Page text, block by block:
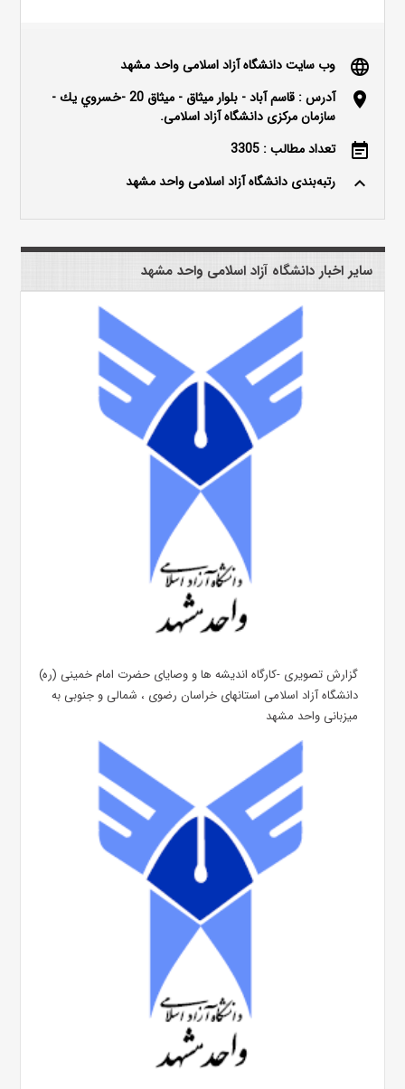
language وب سایت دانشگاه آزاد اسلامی واحد مشهد
location_on
آدرس : قاسم آباد - بلوار ميثاق - ميثاق 20 -خسروي يك -
سازمان مرکزی دانشگاه آزاد اسلامی.
event_note تعداد مطالب : 3305
keyboard_arrow_up رتبه‌بندی دانشگاه آزاد اسلامی واحد مشهد
سایر اخبار دانشگاه آزاد اسلامی واحد مشهد
گزارش تصویری -کارگاه اندیشه ها و وصایای حضرت امام خمینی (ره)
دانشگاه آزاد اسلامی استانهای خراسان رضوی ، شمالی و جنوبی به
میزبانی واحد مشهد